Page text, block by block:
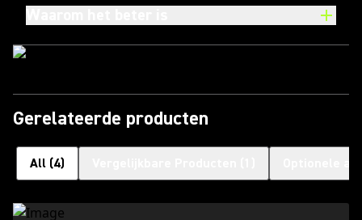
Gerelateerde producten
All (4)